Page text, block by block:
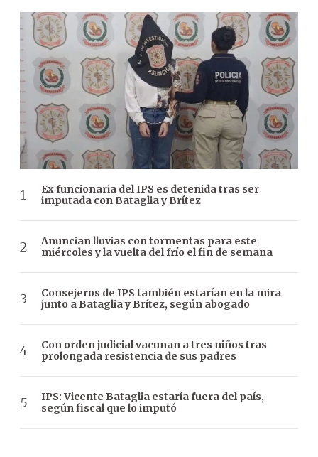
Ex funcionaria del IPS es detenida tras ser
imputada con Bataglia y Brítez
Anuncian lluvias con tormentas para este
miércoles y la vuelta del frío el fin de semana
Consejeros de IPS también estarían en la mira
junto a Bataglia y Brítez, según abogado
Con orden judicial vacunan a tres niños tras
prolongada resistencia de sus padres
IPS: Vicente Bataglia estaría fuera del país,
según fiscal que lo imputó